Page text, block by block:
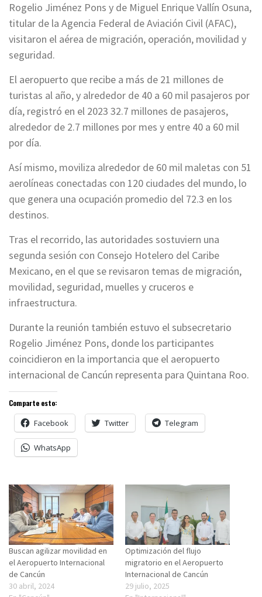
Rogelio Jiménez Pons y de Miguel Enrique Vallín Osuna,
titular de la Agencia Federal de Aviación Civil (AFAC),
visitaron el aérea de migración, operación, movilidad y
seguridad.
El aeropuerto que recibe a más de 21 millones de
turistas al año, y alrededor de 40 a 60 mil pasajeros por
día, registró en el 2023 32.7 millones de pasajeros,
alrededor de 2.7 millones por mes y entre 40 a 60 mil
por día.
Así mismo, moviliza alrededor de 60 mil maletas con 51
aerolíneas conectadas con 120 ciudades del mundo, lo
que genera una ocupación promedio del 72.3 en los
destinos.
Tras el recorrido, las autoridades sostuviern una
segunda sesión con Consejo Hotelero del Caribe
Mexicano, en el que se revisaron temas de migración,
movilidad, seguridad, muelles y cruceros e
infraestructura.
Durante la reunión también estuvo el subsecretario
Rogelio Jiménez Pons, donde los participantes
coincidieron en la importancia que el aeropuerto
internacional de Cancún representa para Quintana Roo.
Comparte esto:
Facebook Twitter Telegram
WhatsApp
Buscan agilizar movilidad en
el Aeropuerto Internacional
de Cancún
30 abril, 2024
Optimización del flujo
migratorio en el Aeropuerto
Internacional de Cancún
29 julio, 2025